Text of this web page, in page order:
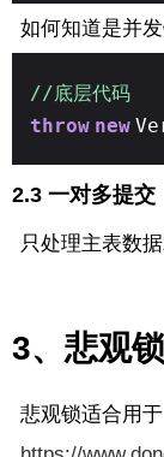
如何知道是并
//底层代码
throw new
2.3 一对多提交
只处理主表数
3、悲观
悲观锁适合用